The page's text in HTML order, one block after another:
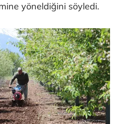
yöneldiğini söyledi.